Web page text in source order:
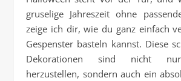
gruselige Jahreszeit ohne
zeige ich dir, wie du ganz einfach
Gespenster basteln kannst. Diese
Dekorationen sind nicht
herzustellen, sondern auch ein